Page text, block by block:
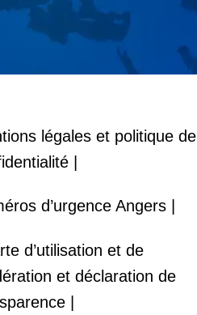
légales et politique de
|
d’urgence Angers |
d’utilisation et de
et déclaration de
|